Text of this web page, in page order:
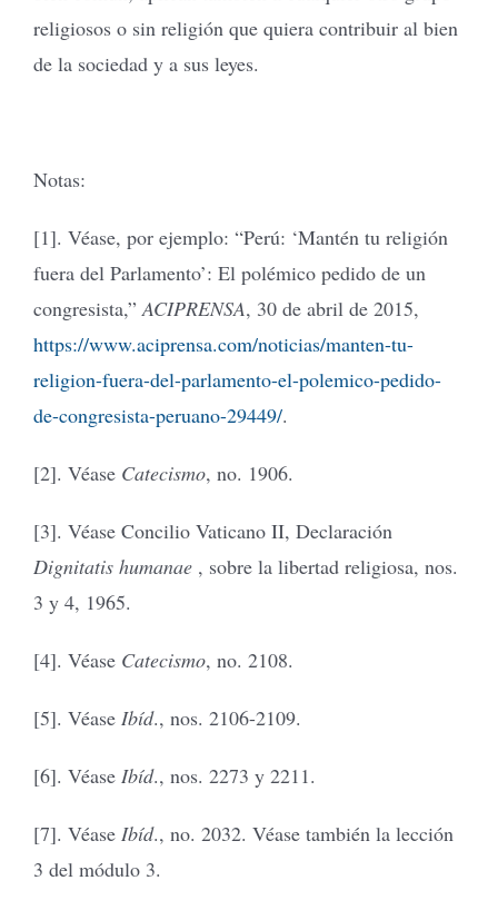
religiosos o sin religión que quiera contribuir al bien
de la sociedad y a sus leyes.
Notas:
[1]. Véase, por ejemplo: “Perú: ‘Mantén tu religión
fuera del Parlamento’: El polémico pedido de un
congresista,” ACIPRENSA, 30 de abril de 2015,
https://www.aciprensa.com/noticias/manten-tu-
religion-fuera-del-parlamento-el-polemico-pedido-
de-congresista-peruano-29449/.
[2]. Véase Catecismo, no. 1906.
[3]. Véase Concilio Vaticano II, Declaración
Dignitatis humanae , sobre la libertad religiosa, nos.
3 y 4, 1965.
[4]. Véase Catecismo, no. 2108.
[5]. Véase Ibíd., nos. 2106-2109.
[6]. Véase Ibíd., nos. 2273 y 2211.
[7]. Véase Ibíd., no. 2032. Véase también la lección
3 del módulo 3.